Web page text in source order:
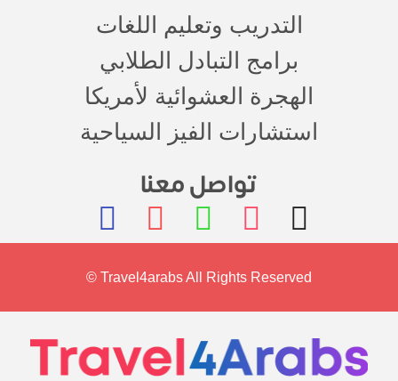
التدريب وتعليم اللغات
برامج التبادل الطلابي
الهجرة العشوائية لأمريكا
استشارات الفيز السياحية
تواصل معنا
© Travel4arabs All Rights Reserved